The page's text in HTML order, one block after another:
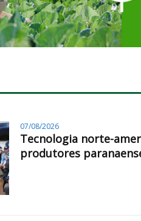
07/08/2026
Tecnologia norte-
produtores